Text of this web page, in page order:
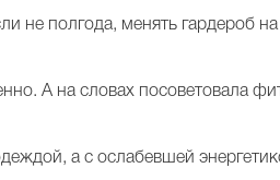
не полгода, менять гардероб
А на словах посоветовала
а с ослабевшей